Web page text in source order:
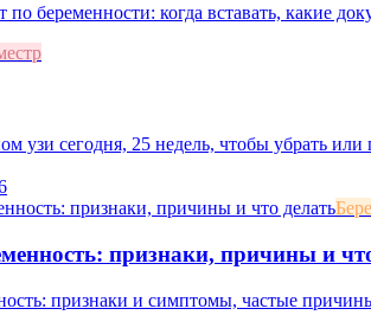
по беременности: когда вставать, какие
узи сегодня, 25 недель, чтобы убрать
признаки, причины и
признаки и симптомы, частые